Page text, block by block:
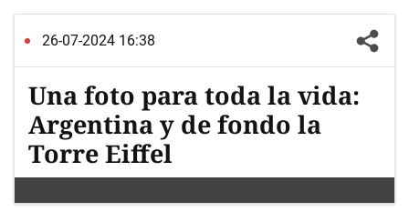
26-07-2024 16:38
Una foto para toda la vida:
Argentina y de fondo la
Torre Eiffel